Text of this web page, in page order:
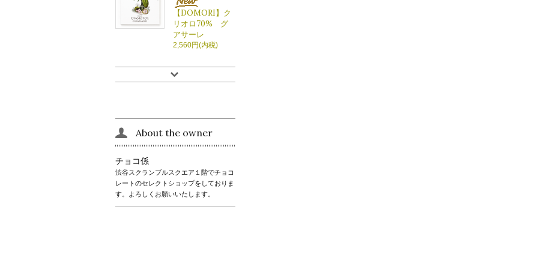
【DOMORI】ク
リオロ70% グ
アサーレ
2,560円(内税)
About the owner
チョコ係
渋谷スクランブルスクエア１階でチョコ
レートのセレクトショップをしておりま
す。よろしくお願いいたします。